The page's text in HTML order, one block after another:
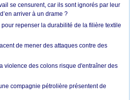
se censurent, car ils sont ignorés par leur
arriver à un drame ?
pour repenser la durabilité de la filière textile
de mener des attaques contre des
violence des colons risque d'entraîner des
compagnie pétrolière présentent de